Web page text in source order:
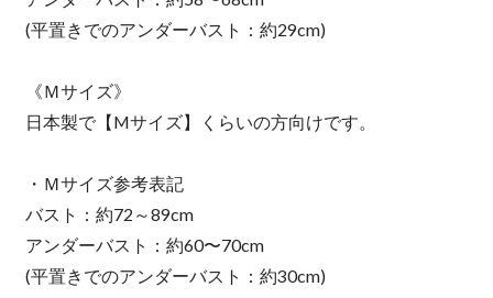
(平置きでのアンダーバスト：約29cm)
《Ｍサイズ》
日本製で【Mサイズ】くらいの方向けです。
・Ｍサイズ参考表記
バスト：約72～89cm
アンダーバスト：約60〜70cm
(平置きでのアンダーバスト：約30cm)